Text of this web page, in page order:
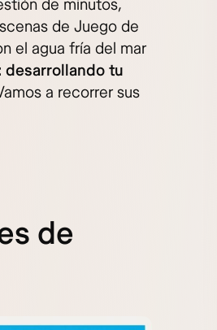
de minutos,
de Juego de
el agua fría del mar
desarrollando tu
a recorrer sus
de